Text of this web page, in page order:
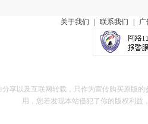
关于我们 联系我们 广
享以及互联网转载，只作为宣传购买原版
用，您若发现本站侵犯了你的版权利益